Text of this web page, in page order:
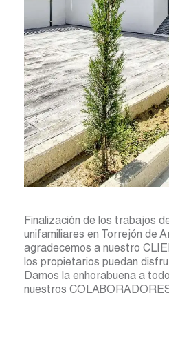
Finalización de los trabajos
unifamiliares en Torrejón de
agradecemos a nuestro
los propietarios puedan
Damos la enhorabuena a
nuestros